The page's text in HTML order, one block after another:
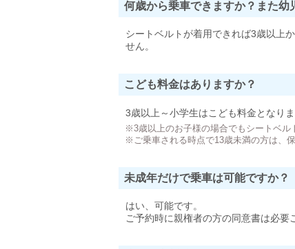
何歳から乗車できますか？また幼
シートベルトが着用できれば3歳以上
せん。
こども料金はありますか？
3歳以上～小学生はこども料金となりま
※3歳以上のお子様の場合でもシートベル
※ご乗車される時点で13歳未満の方は、
未成年だけで乗車は可能ですか？
はい、可能です。
ご予約時に親権者の方の同意書は必要